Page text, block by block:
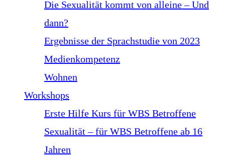
Die Sexualität kommt von alleine – Und
dann?
Ergebnisse der Sprachstudie von 2023
Medienkompetenz
Wohnen
Workshops
Erste Hilfe Kurs für WBS Betroffene
Sexualität – für WBS Betroffene ab 16
Jahren